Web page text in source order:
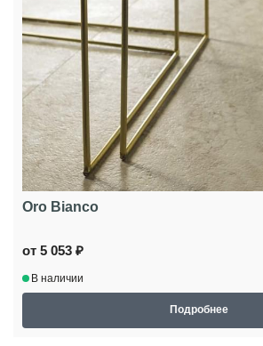
Oro Bianco
от 5 053 ₽
В наличии
Подробнее